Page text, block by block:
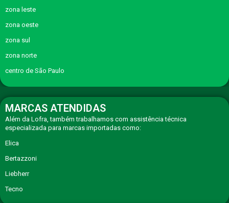
zona leste
zona oeste
zona sul
zona norte
centro de São Paulo
MARCAS ATENDIDAS
Além da Lofra, também trabalhamos com assistência técnica
especializada para marcas importadas como:
Elica
Bertazzoni
Liebherr
Tecno